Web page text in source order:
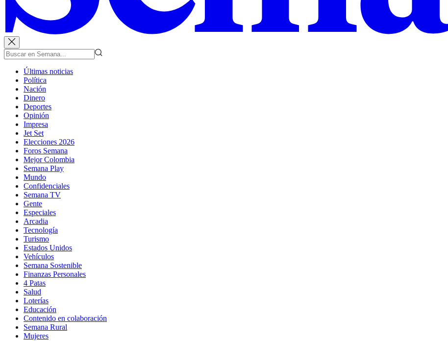
Últimas noticias
Política
Nación
Dinero
Deportes
Opinión
Impresa
Jet Set
Elecciones 2026
Foros Semana
Mejor Colombia
Semana Play
Mundo
Confidenciales
Semana TV
Gente
Especiales
Arcadia
Tecnología
Turismo
Estados Unidos
Vehículos
Semana Sostenible
Finanzas Personales
4 Patas
Salud
Loterías
Educación
Contenido en colaboración
Semana Rural
Mujeres